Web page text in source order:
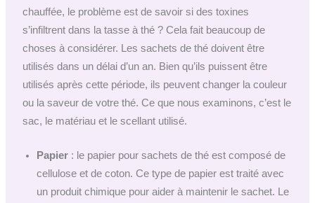
chauffée, le problème est de savoir si des toxines
s’infiltrent dans la tasse à thé ? Cela fait beaucoup de
choses à considérer. Les sachets de thé doivent être
utilisés dans un délai d’un an. Bien qu’ils puissent être
utilisés après cette période, ils peuvent changer la couleur
ou la saveur de votre thé. Ce que nous examinons, c’est le
sac, le matériau et le scellant utilisé.
Papier : le papier pour sachets de thé est composé de
cellulose et de coton. Ce type de papier est traité avec
un produit chimique pour aider à maintenir le sachet. Le